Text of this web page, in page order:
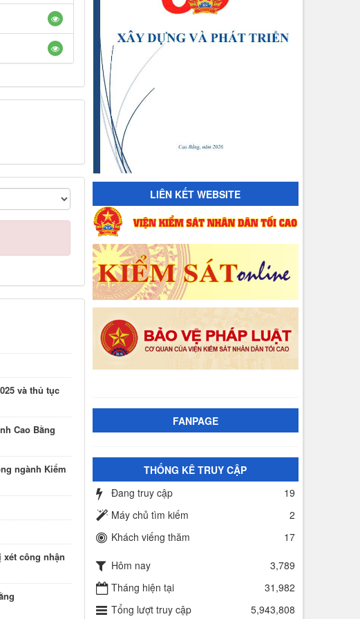
và thủ tục
Cao Bằng
ngành Kiểm
công nhận
LIÊN KẾT WEBSITE
FANPAGE
THỐNG KÊ TRUY CẬP
Đang truy cập
19
Máy chủ tìm kiếm
2
Khách viếng thăm
17
Hôm nay
3,789
Tháng hiện tại
31,982
Tổng lượt truy cập
5,943,808